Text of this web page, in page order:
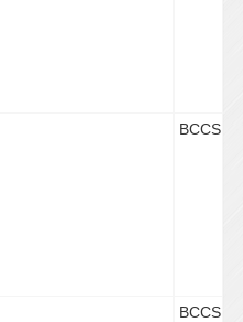
BCCS
BCCS